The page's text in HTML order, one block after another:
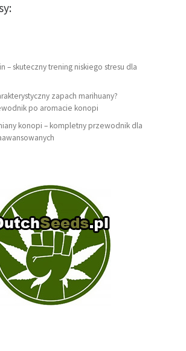
– skuteczny trening niskiego stresu dla
zapach marihuany?
po aromacie konopi
konopi – kompletny przewodnik dla